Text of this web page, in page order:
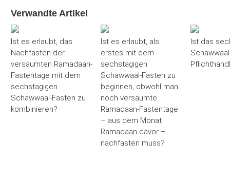
Verwandte Artikel
Ist es erlaubt, das
Nachfasten der
versäumten Ramadaan-
Fastentage mit dem
sechstägigen
Schawwaal-Fasten zu
kombinieren?
Ist es erlaubt, als
erstes mit dem
sechstägigen
Schawwaal-Fasten zu
beginnen, obwohl man
noch versäumte
Ramadaan-Fastentage
– aus dem Monat
Ramadaan davor –
nachfasten muss?
Ist das